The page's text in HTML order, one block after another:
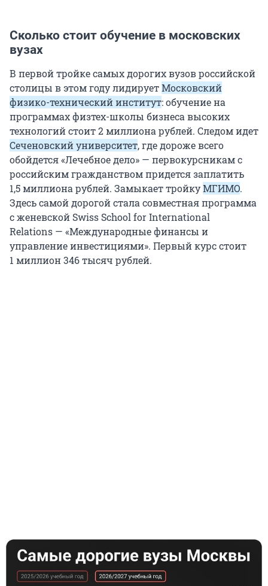
Сколько стоит обучение в московских
вузах
В первой тройке самых дорогих вузов российской
столицы в этом году лидируетМосковский
физико-технический институт: обучение на
программах физтех-школы бизнеса высоких
технологий стоит2миллиона рублей. Следом идет
Сеченовский университет, где дороже всего
обойдется «Лечебное дело» — первокурсникам с
российским гражданством придется заплатить
1,5миллиона рублей. Замыкает тройкуМГИМО.
Здесь самой дорогой стала совместная программа
с женевской Swiss School for International
Relations — «Международные финансы и
управление инвестициями». Первый курс стоит
1 миллион346тысяч рублей.